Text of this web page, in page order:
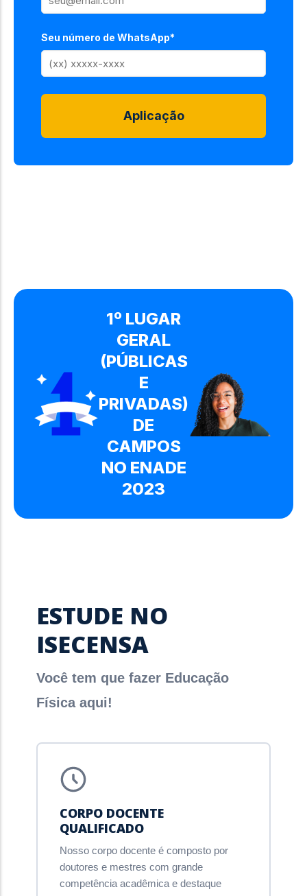
Seu número de WhatsApp*
Aplicação
1º LUGAR
GERAL
(PÚBLICAS
E
PRIVADAS)
DE
CAMPOS
NO ENADE
2023
ESTUDE NO
ISECENSA
Você tem que fazer Educação
Física aqui!
CORPO DOCENTE
QUALIFICADO
Nosso corpo docente é composto por
doutores e mestres com grande
competência acadêmica e destaque